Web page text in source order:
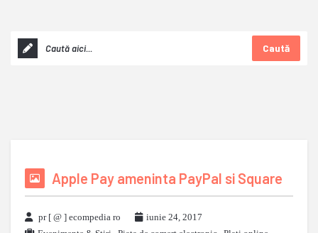
Caută
Apple Pay ameninta PayPal si Square
pr [ @ ] ecompedia ro
iunie 24, 2017